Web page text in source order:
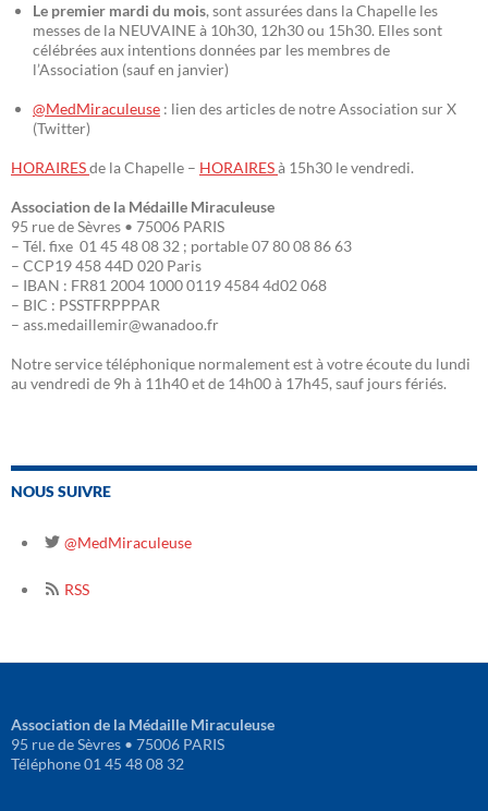
Le premier mardi du mois, sont assurées dans la Chapelle les
messes de la NEUVAINE à 10h30, 12h30 ou 15h30. Elles sont
célébrées aux intentions données par les membres de
l’Association (sauf en janvier)
@MedMiraculeuse : lien des articles de notre Association sur X
(Twitter)
HORAIRESde la Chapelle – HORAIRESà 15h30 le vendredi.
Association de la Médaille Miraculeuse
95 rue de Sèvres • 75006 PARIS
– Tél. fixe 01 45 48 08 32 ; portable 07 80 08 86 63
– CCP19 458 44D 020 Paris
– IBAN : FR81 2004 1000 0119 4584 4d02 068
– BIC : PSSTFRPPPAR
– ass.medaillemir@wanadoo.fr
Notre service téléphonique normalement est à votre écoute du lundi
au vendredi de 9h à 11h40 et de 14h00 à 17h45, sauf jours fériés.
NOUS SUIVRE
@MedMiraculeuse
RSS
Association de la Médaille Miraculeuse
95 rue de Sèvres • 75006 PARIS
Téléphone 01 45 48 08 32